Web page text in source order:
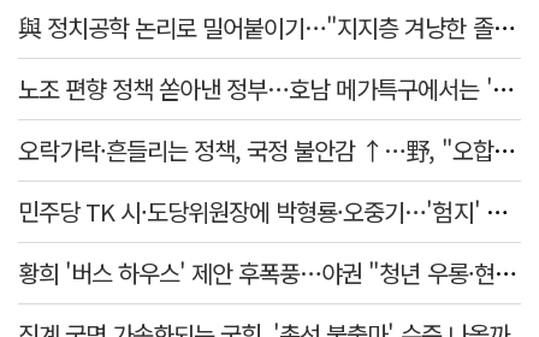
與 정치공학 논리로 밀어붙이기…"지지층 겨냥한 졸속 포퓰리즘 정책"
노조 편향 정책 쏟아낸 정부…호남 메가특구에서는 '반노조'?
오락가락·흔들리는 정책, 국정 불안감 ↑…野, "오합지졸"
민주당 TK 시·도당위원장에 박형룡·오중기…'험지' 총선 이끈다
황희 '버스 하우스' 제안 후폭풍…야권 "청년 우롱·현실 괴리" 총공세